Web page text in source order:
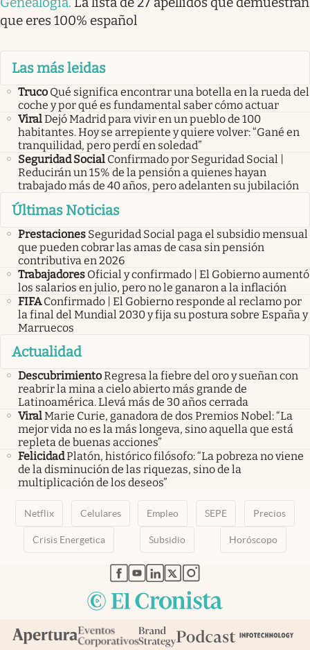
que eres 100% español
Las más leidas
Truco Qué significa encontrar una botella en la rueda del
coche y por qué es fundamental saber cómo actuar
ViralDejó Madrid para vivir en un pueblo de 100
habitantes. Hoy se arrepiente y quiere volver: “Gané en
tranquilidad, pero perdí en soledad”
Seguridad Social Confirmado por Seguridad Social |
Reducirán un 15% de la pensión a quienes hayan
trabajado más de 40 años, pero adelanten su jubilación
Últimas Noticias
Prestaciones Seguridad Social paga el subsidio mensual
que pueden cobrar las amas de casa sin pensión
contributiva en 2026
Trabajadores Oficial y confirmado | El Gobierno aumentó
los salarios en julio, pero no le ganaron a la inflación
FIFA Confirmado | El Gobierno responde al reclamo por
la final del Mundial 2030 y fija su postura sobre España y
Marruecos
Actualidad
DescubrimientoRegresa la fiebre del oro y sueñan con
reabrir la mina a cielo abierto más grande de
Latinoamérica. Llevá más de 30 años cerrada
ViralMarie Curie, ganadora de dos Premios Nobel: “La
mejor vida no es la más longeva, sino aquella que está
repleta de buenas acciones”
FelicidadPlatón, histórico filósofo: “La pobreza no viene
de la disminución de las riquezas, sino de la
multiplicación de los deseos”
Netflix Celulares Empleo SEPE Precios
Crisis Energetica Subsidio Horóscopo
abre en nueva pestaña
abre en nueva pestaña
abre en nueva pestaña
abre en nueva pestaña
abre en nueva pestaña